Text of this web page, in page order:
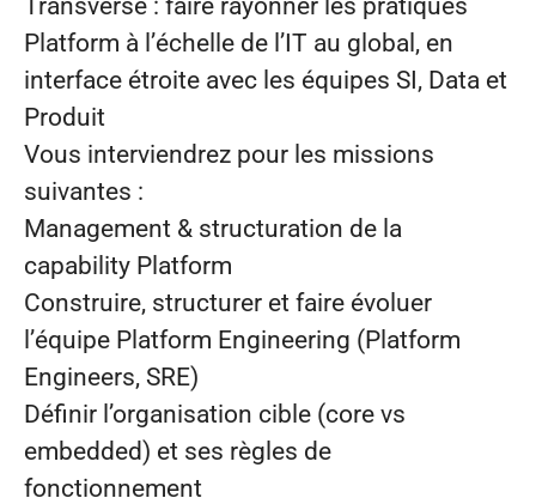
Transverse : faire rayonner les pratiques
Platform à l’échelle de l’IT au global, en
interface étroite avec les équipes SI, Data et
Produit
Vous interviendrez pour les missions
suivantes :
Management & structuration de la
capability Platform
Construire, structurer et faire évoluer
l’équipe Platform Engineering (Platform
Engineers, SRE)
Définir l’organisation cible (core vs
embedded) et ses règles de
fonctionnement